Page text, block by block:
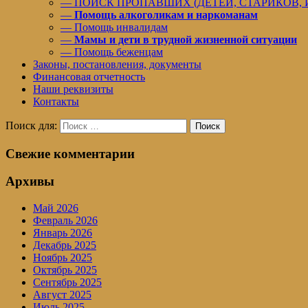
— ПОИСК ПРОПАВШИХ (ДЕТЕЙ,
— Помощь алкоголикам и наркоманам
— Помощь инвалидам
— Мамы и дети в трудной жизненной ситуации
— Помощь беженцам
Законы, постановления, документы
Финансовая отчетность
Наши реквизиты
Контакты
Поиск для: Поиск
Свежие комментарии
Архивы
Май 2026
Февраль 2026
Январь 2026
Декабрь 2025
Ноябрь 2025
Октябрь 2025
Сентябрь 2025
Август 2025